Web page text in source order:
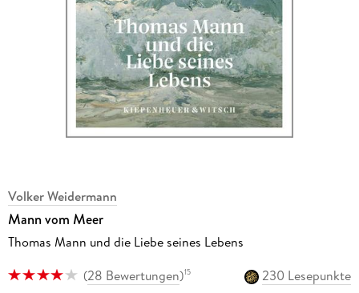
Volker Weidermann
Mann vom Meer
Thomas Mann und die Liebe seines Lebens
(28 Bewertungen)15
230 Lesepunkte